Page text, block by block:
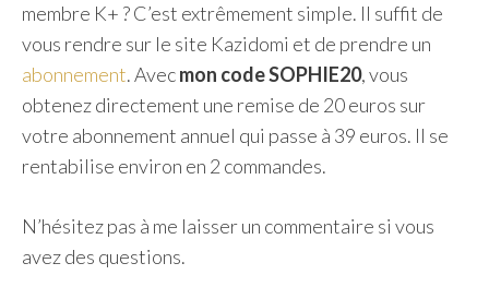
membre K+ ? C’est extrêmement simple. Il suffit de
vous rendre sur le site Kazidomi et de prendre un
abonnement. Avecmon codeSOPHIE20, vous
obtenez directement une remise de 20 euros sur
votre abonnement annuel qui passe à 39 euros. Il se
rentabilise environ en 2 commandes.
N’hésitez pas à me laisser un commentaire si vous
avez des questions.